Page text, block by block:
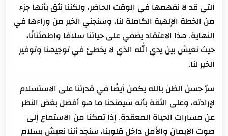
التي قد لا نفهمها في الوقت الحاضر، ولكننا نثق بأنها جزء
من الخطة الإلهية الكاملة لنا، وسنجني الخير من وراءها في
النهاية. هذا الاعتقاد يضفي على حياتنا سلامًا واطمئنانًا،
حيث نعيش بين يدي الله الذي لا يخطئ في توجيهنا وتوفير
الخير لنا.
سرّ حسن الظن بالله يكمن أيضًا في قدرتنا على الاستسلام
لإرادته، وعلى الثقة بأنه سيمنحنا ما هو أفضل بغض النظر
عن مسارات الحياة المعقدة. إذا تمكنا من الاستماع إلى
صوت الإيمان والأمل داخل قلوبنا، سنجد أننا نعيش بسلام